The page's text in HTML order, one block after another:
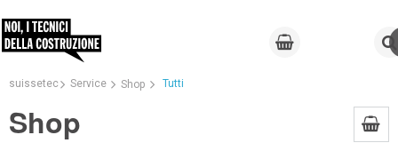
suissetec Service Shop Tutti
Shop